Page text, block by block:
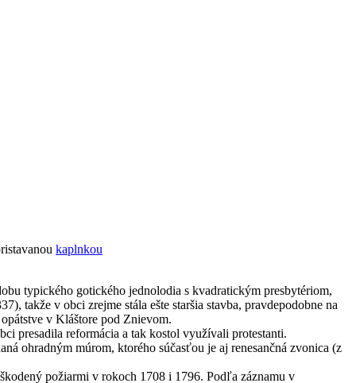
kaplnkou
typického gotického jednolodia s kvadratickým presbytériom,
takže v obci zrejme stála ešte staršia stavba, pravdepodobne na
v Kláštore pod Znievom.
presadila reformácia a tak kostol využívali protestanti.
ohradným múrom, ktorého súčasťou je aj renesančná zvonica (z
požiarmi v rokoch 1708 i 1796. Podľa záznamu v